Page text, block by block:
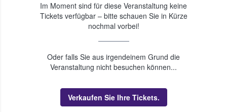
Im Moment sind für diese Veranstaltung keine
Tickets verfügbar – bitte schauen Sie in Kürze
nochmal vorbei!
Oder falls Sie aus irgendeinem Grund die
Veranstaltung nicht besuchen können...
Verkaufen Sie Ihre Tickets.